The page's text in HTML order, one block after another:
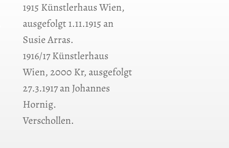
1915 Künstlerhaus Wien,
ausgefolgt 1.11.1915 an
Susie Arras.
1916/17 Künstlerhaus
Wien, 2000 Kr, ausgefolgt
27.3.1917 an Johannes
Hornig.
Verschollen.